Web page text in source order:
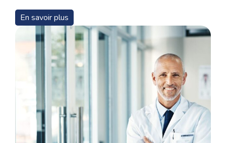
Pour unrecrutement en tant que Ingénieur
géomètreà Limoges, les niveaux de
formation, les qualifications et les
compétences nécessaires pour les candidats
varient en fonction des postes et Phi RH vous
accompagne tout au long de votre parcours
de votre candidature à l’annonce jusqu’à votre
prise de poste..
En savoir plus